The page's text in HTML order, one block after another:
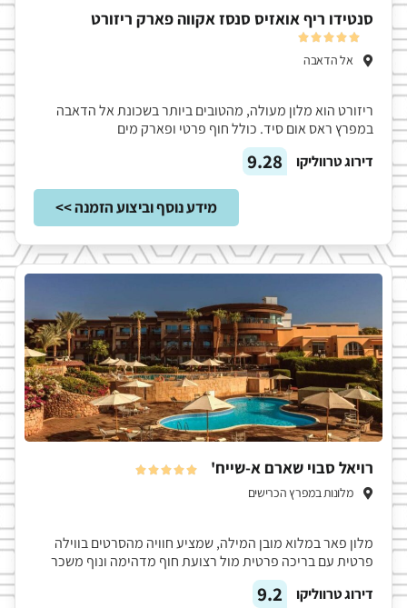
סנטידו ריף אואזיס סנסז אקווה פארק ריזורט





אל הדאבה
ריזורט הוא מלון מעולה, מהטובים ביותר בשכונת אל הדאבה
במפרץ ראס אום סיד. כולל חוף פרטי ופארק מים
דירוג טרווליקו
9.28
מידע נוסף וביצוע הזמנה >>
רויאל סבוי שארם א-שייח' 




מלונות במפרץ הכרישים
מלון פאר במלוא מובן המילה, שמציע חוויה מהסרטים בווילה
פרטית עם בריכה פרטית מול רצועת חוף מדהימה ונוף משכר
דירוג טרווליקו
9.2